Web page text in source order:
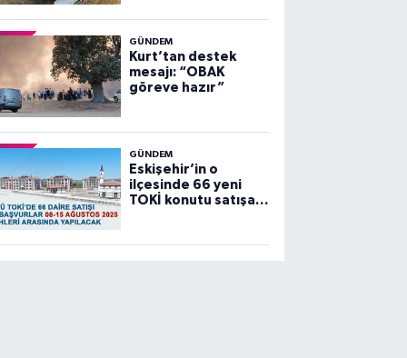
GÜNDEM
Kurt’tan destek
mesajı: “OBAK
göreve hazır”
GÜNDEM
Eskişehir’in o
ilçesinde 66 yeni
TOKİ konutu satışa